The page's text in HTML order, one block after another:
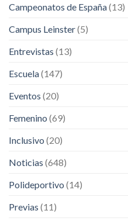
Campeonatos de España(13)
Campus Leinster(5)
Entrevistas (13)
Escuela(147)
Eventos (20)
Femenino (69)
Inclusivo (20)
Noticias (648)
Polideportivo (14)
Previas (11)